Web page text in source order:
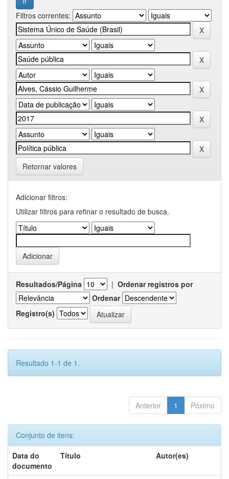
Filtros correntes:
Retornar valores
Adicionar filtros:
Utilizar filtros para refinar o resultado de busca.
Resultados/Página | Ordenar registros por
Ordenar
Registro(s)
Resultado 1-1 de 1.
Anterior 1 Póximo
Conjunto de itens:
Data do
documento
Título Autor(es)